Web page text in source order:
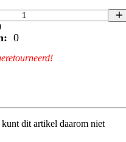
0
dit artikel daarom niet